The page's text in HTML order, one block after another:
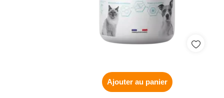
Ajouter au panier